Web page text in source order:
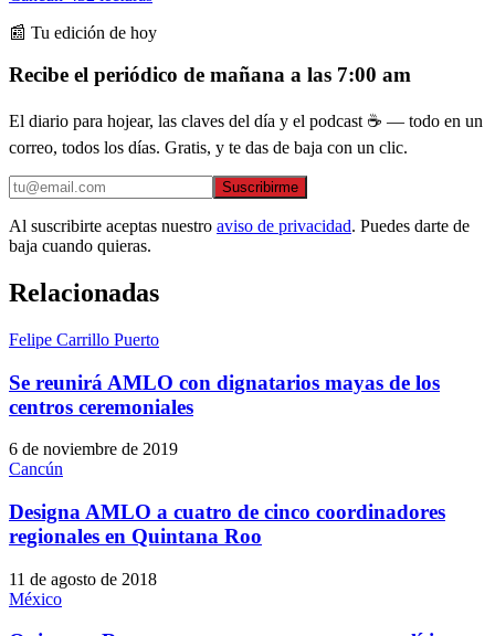
📰 Tu edición de hoy
Recibe el periódico de mañana a las 7:00 am
El diario para hojear, las claves del día y el podcast ☕ — todo en un
correo, todos los días. Gratis, y te das de baja con un clic.
Suscribirme
Al suscribirte aceptas nuestro aviso de privacidad. Puedes darte de
baja cuando quieras.
Relacionadas
Felipe Carrillo Puerto
Se reunirá AMLO con dignatarios mayas de los
centros ceremoniales
6 de noviembre de 2019
Cancún
Designa AMLO a cuatro de cinco coordinadores
regionales en Quintana Roo
11 de agosto de 2018
México